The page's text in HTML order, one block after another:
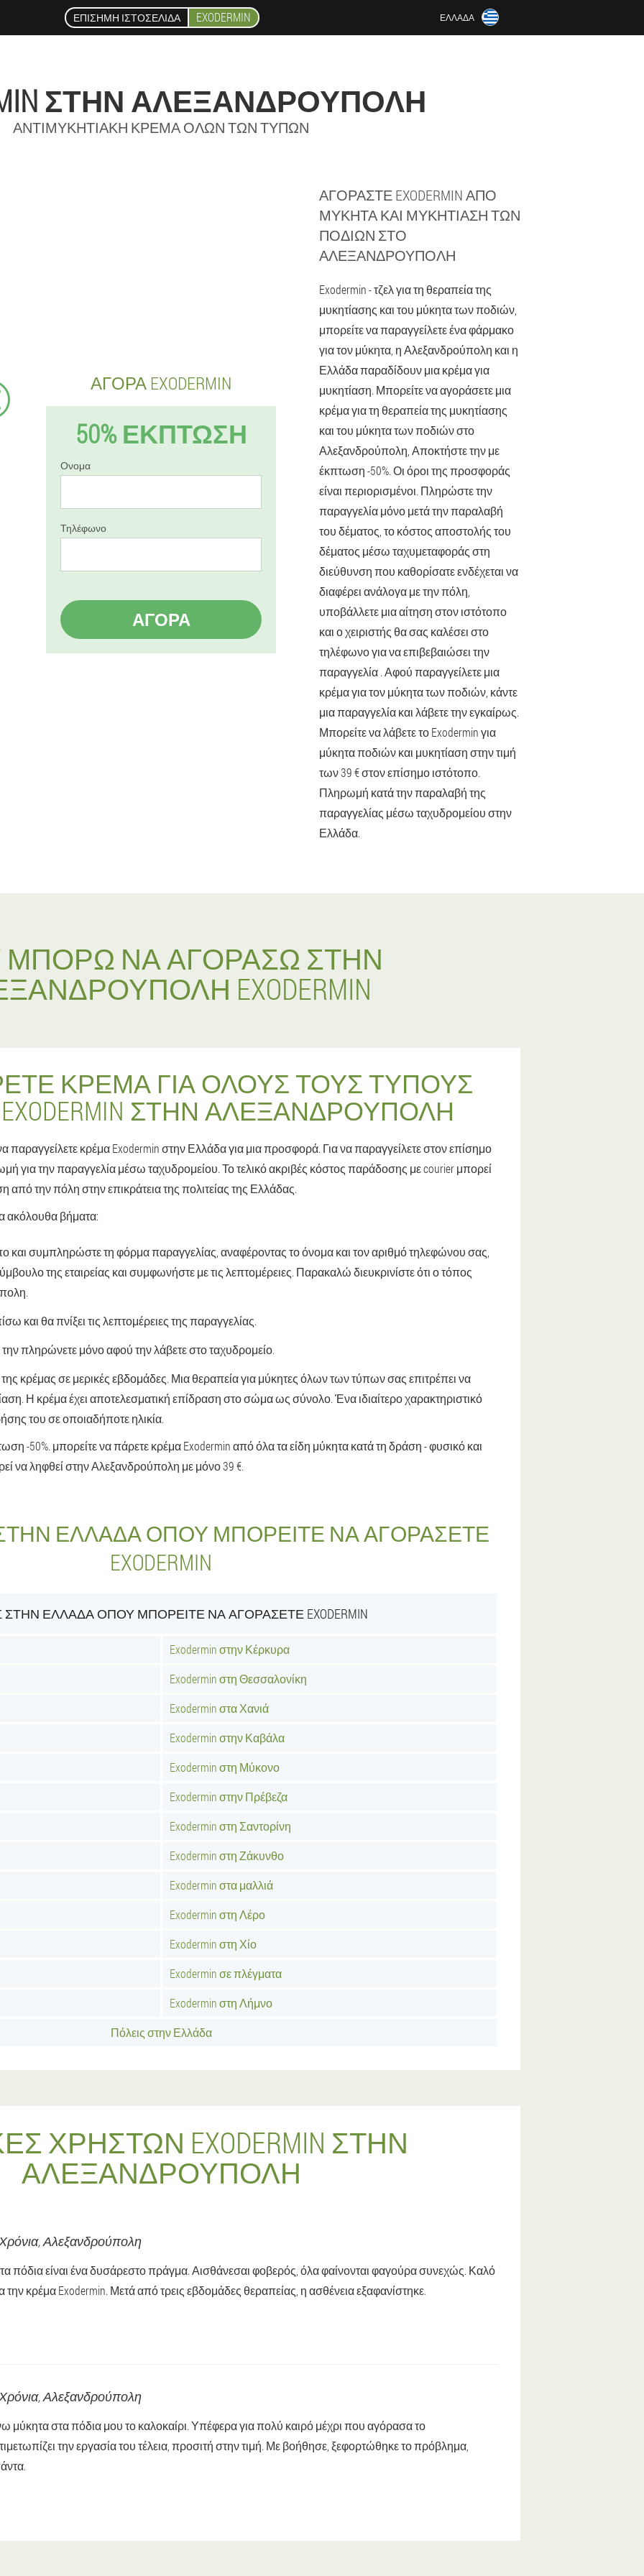
ΕΠΊΣΗΜΗ ΙΣΤΟΣΕΛΊΔΑ EXODERMIN ΕΛΛΆΔΑ
ΣΤΗΝ ΑΛΕΞΑΝΔΡΟΎΠΟΛΗ
ΑΝΤΙΜΥΚΗΤΙΑΚΉ ΚΡΈΜΑ ΌΛΩΝ ΤΩΝ ΤΎΠΩΝ
ΑΓΟΡΆ EXODERMIN
50% ΕΚΠΤΩΣΗ
Ονομα
Τηλέφωνο
ΑΓΟΡΆ
ΑΓΟΡΆΣΤΕ EXODERMIN ΑΠΌ
ΜΎΚΗΤΑ ΚΑΙ ΜΥΚΗΤΊΑΣΗ ΤΩΝ
ΠΟΔΙΏΝ ΣΤΟ
ΑΛΕΞΑΝΔΡΟΎΠΟΛΗ
Exodermin - τζελ για τη θεραπεία της
μυκητίασης και του μύκητα των ποδιών,
μπορείτε να παραγγείλετε ένα φάρμακο
για τον μύκητα, η Αλεξανδρούπολη και η
Ελλάδα παραδίδουν μια κρέμα για
μυκητίαση. Μπορείτε να αγοράσετε μια
κρέμα για τη θεραπεία της μυκητίασης
και του μύκητα των ποδιών στο
Αλεξανδρούπολη, Αποκτήστε την με
έκπτωση -50%. Οι όροι της προσφοράς
είναι περιορισμένοι. Πληρώστε την
παραγγελία μόνο μετά την παραλαβή
του δέματος, το κόστος αποστολής του
δέματος μέσω ταχυμεταφοράς στη
διεύθυνση που καθορίσατε ενδέχεται να
διαφέρει ανάλογα με την πόλη,
υποβάλλετε μια αίτηση στον ιστότοπο
και ο χειριστής θα σας καλέσει στο
τηλέφωνο για να επιβεβαιώσει την
παραγγελία . Αφού παραγγείλετε μια
κρέμα για τον μύκητα των ποδιών, κάντε
μια παραγγελία και λάβετε την εγκαίρως.
Μπορείτε να λάβετε το Exodermin για
μύκητα ποδιών και μυκητίαση στην τιμή
των 39 € στον επίσημο ιστότοπο.
Πληρωμή κατά την παραλαβή της
παραγγελίας μέσω ταχυδρομείου στην
Ελλάδα.
ΝΑ ΑΓΟΡΆΣΩ ΣΤΗΝ
EXODERMIN
ΚΡΈΜΑ ΓΙΑ ΌΛΟΥΣ ΤΟΥΣ ΤΎΠΟΥΣ
ΣΤΗΝ ΑΛΕΞΑΝΔΡΟΎΠΟΛΗ
παραγγείλετε κρέμα Exodermin στην Ελλάδα για μια προσφορά. Για να παραγγείλετε στον επίσημο
για την παραγγελία μέσω ταχυδρομείου. Το τελικό ακριβές κόστος παράδοσης με courier μπορεί
από την πόλη στην επικράτεια της πολιτείας της Ελλάδας.
ακόλουθα βήματα:
και συμπληρώστε τη φόρμα παραγγελίας, αναφέροντας το όνομα και τον αριθμό τηλεφώνου σας,
της εταιρείας και συμφωνήστε με τις λεπτομέρειες. Παρακαλώ διευκρινίστε ότι ο τόπος
και θα πνίξει τις λεπτομέρειες της παραγγελίας.
πληρώνετε μόνο αφού την λάβετε στο ταχυδρομείο.
κρέμας σε μερικές εβδομάδες. Μια θεραπεία για μύκητες όλων των τύπων σας επιτρέπει να
Η κρέμα έχει αποτελεσματική επίδραση στο σώμα ως σύνολο. Ένα ιδιαίτερο χαρακτηριστικό
του σε οποιαδήποτε ηλικία.
-50%. μπορείτε να πάρετε κρέμα Exodermin από όλα τα είδη μύκητα κατά τη δράση - φυσικό και
να ληφθεί στην Αλεξανδρούπολη με μόνο 39 €.
ΕΛΛΆΔΑ ΌΠΟΥ ΜΠΟΡΕΊΤΕ ΝΑ ΑΓΟΡΆΣΕΤΕ
EXODERMIN
ΣΤΗΝ ΕΛΛΆΔΑ ΌΠΟΥ ΜΠΟΡΕΊΤΕ ΝΑ ΑΓΟΡΆΣΕΤΕ EXODERMIN
Exodermin στην Κέρκυρα
Exodermin στη Θεσσαλονίκη
Exodermin στα Χανιά
Exodermin στην Καβάλα
Exodermin στη Μύκονο
Exodermin στην Πρέβεζα
Exodermin στη Σαντορίνη
Exodermin στη Ζάκυνθο
Exodermin στα μαλλιά
Exodermin στη Λέρο
Exodermin στη Χίο
Exodermin σε πλέγματα
Exodermin στη Λήμνο
Πόλεις στην Ελλάδα
ΧΡΗΣΤΏΝ EXODERMIN ΣΤΗΝ
ΑΛΕΞΑΝΔΡΟΎΠΟΛΗ
Αλεξανδρούπολη
πόδια είναι ένα δυσάρεστο πράγμα. Αισθάνεσαι φοβερός, όλα φαίνονται φαγούρα συνεχώς. Καλό
κρέμα Exodermin. Μετά από τρεις εβδομάδες θεραπείας, η ασθένεια εξαφανίστηκε.
Αλεξανδρούπολη
μύκητα στα πόδια μου το καλοκαίρι. Υπέφερα για πολύ καιρό μέχρι που αγόρασα το
την εργασία του τέλεια, προσιτή στην τιμή. Με βοήθησε, ξεφορτώθηκε το πρόβλημα,